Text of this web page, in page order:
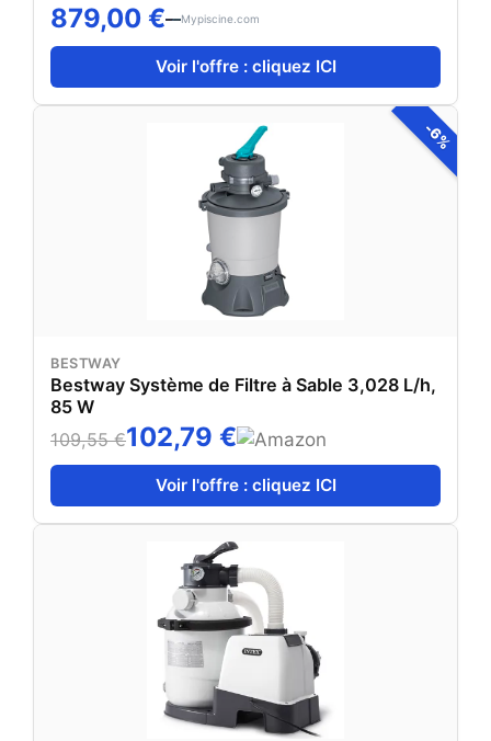
879,00 € Mypiscine.com
Voir l'offre : cliquez ICI
-6%
BESTWAY
Bestway Système de Filtre à Sable 3,028 L/h,
85 W
109,55 €102,79 €
Voir l'offre : cliquez ICI